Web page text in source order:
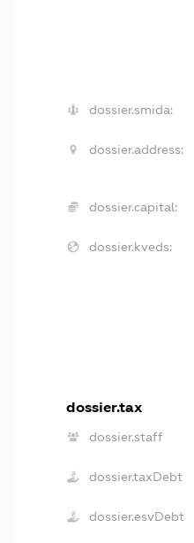
dossier.smida:
dossier.address:
dossier.capital:
dossier.kveds:
dossier.tax
dossier.staff
dossier.taxDebt
dossier.esvDebt